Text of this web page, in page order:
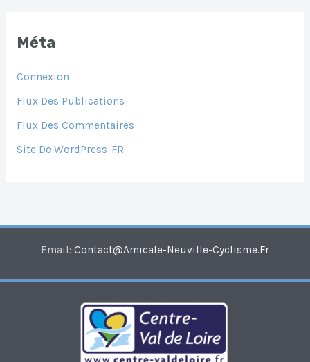
Méta
Connexion
Flux Des Publications
Flux Des Commentaires
Site De WordPress-FR
Email: Contact@amicale-Neuville-Cyclisme.fr